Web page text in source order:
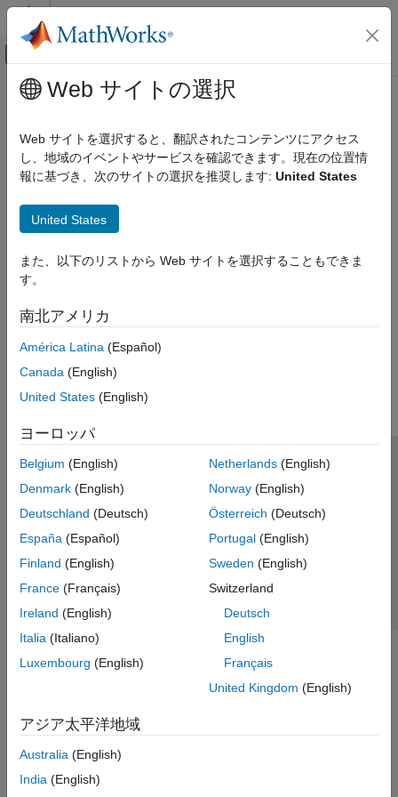
コンテンツへスキップ
オフキャンバス ナビゲーション メ
ドキュメンテーションのホーム
メインコンテンツ
Web サイトの選択
Web サイトを選択すると、翻訳されたコンテンツにアクセス
し、地域のイベントやサービスを確認できます。現在の位置情
報に基づき、次のサイトの選択を推奨します: United States
United States
また、以下のリストから Web サイトを選択することもできま
す。
南北アメリカ
América Latina (Español)
Canada (English)
United States (English)
ヨーロッパ
Belgium (English)
Denmark (English)
Deutschland (Deutsch)
España (Español)
Finland (English)
France (Français)
Ireland (English)
Italia (Italiano)
Luxembourg (English)
Netherlands(English)
Norway(English)
Österreich (Deutsch)
Portugal(English)
Sweden (English)
Switzerland
Deutsch
English
Français
United Kingdom (English)
アジア太平洋地域
Australia (English)
India (English)
トラストセンター
プライバシー ポリシー
違法コピー防止
アプリケーション ステータス
© 1994-2026 The MathWorks, Inc.